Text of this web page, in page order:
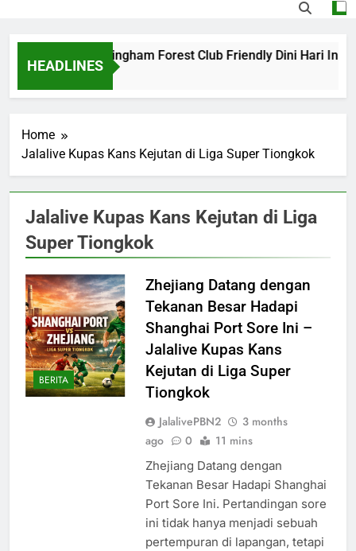
HEADLINES
Barcelona vs Nottingham Forest Club Friendly Dini Hari Ini
22 Hours Ago
Home
Jalalive Kupas Kans Kejutan di Liga Super Tiongkok
Jalalive Kupas Kans Kejutan di Liga
Super Tiongkok
BERITA
Zhejiang Datang dengan
Tekanan Besar Hadapi
Shanghai Port Sore Ini –
Jalalive Kupas Kans
Kejutan di Liga Super
Tiongkok
JalalivePBN2
3 months
ago
0 11 mins
Zhejiang Datang dengan
Tekanan Besar Hadapi Shanghai
Port Sore Ini. Pertandingan sore
ini tidak hanya menjadi sebuah
pertempuran di lapangan, tetapi